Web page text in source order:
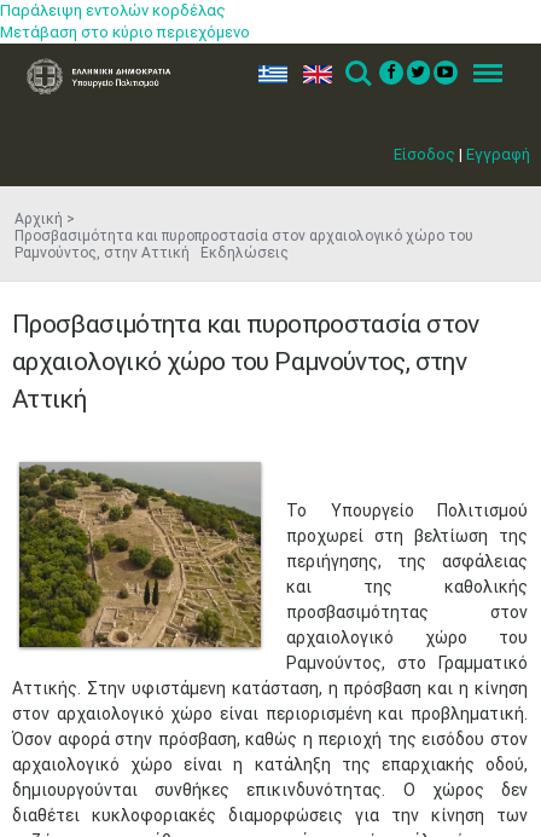
Παράλειψη εντολών κορδέλας
Μετάβαση στο κύριο περιεχόμενο
Είσοδος | Εγγραφή
ελ en Search Menu
Αρχική
Προσβασιμότητα και πυροπροστασία στον αρχαιολογικό χώρο του
Ραμνούντος, στην Αττική Εκδηλώσεις
Προσβασιμότητα και πυροπροστασία στον
αρχαιολογικό χώρο του Ραμνούντος, στην
Αττική
Το Υπουργείο Πολιτισμού
προχωρεί στη βελτίωση της
περιήγησης, της ασφάλειας
και της καθολικής
προσβασιμότητας στον
αρχαιολογικό χώρο του
Ραμνούντος, στο Γραμματικό
Αττικής. Στην υφιστάμενη κατάσταση, η πρόσβαση και η κίνηση
στον αρχαιολογικό χώρο είναι περιορισμένη και προβληματική.
Όσον αφορά στην πρόσβαση, καθώς η περιοχή της εισόδου στον
αρχαιολογικό χώρο είναι η κατάληξη της επαρχιακής οδού,
δημιουργούνται συνθήκες επικινδυνότητας. Ο χώρος δεν
διαθέτει κυκλοφοριακές διαμορφώσεις για την κίνηση των